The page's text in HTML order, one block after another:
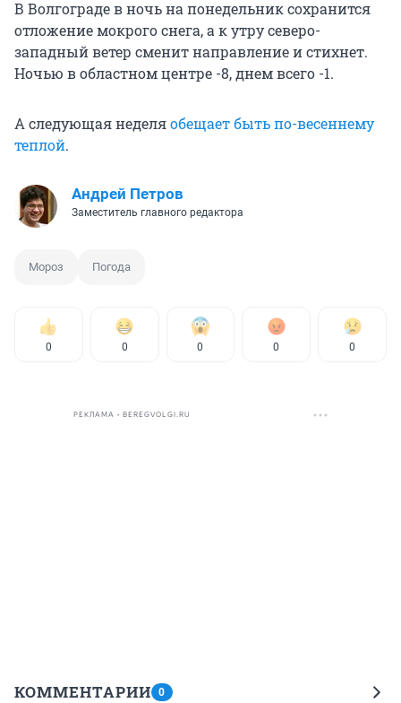
В Волгограде в ночь на понедельник сохранится
отложение мокрого снега, а к утру северо-
западный ветер сменит направление и стихнет.
Ночью в областном центре -8, днем всего -1.
А следующая неделяобещает быть по-весеннему
теплой.
Андрей Петров
Заместитель главного редактора
Мороз Погода
0 0 0 0 0
РЕКЛАМА • BEREGVOLGI.RU
КОММЕНТАРИИ 0